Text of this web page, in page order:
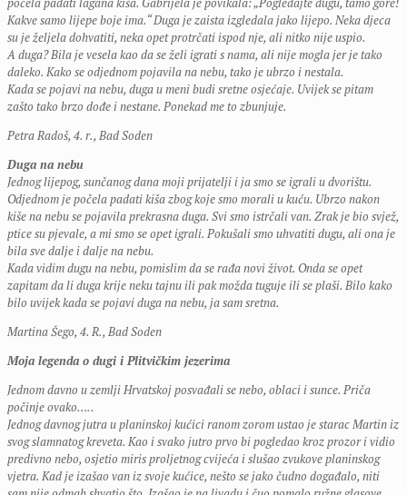
Kakve samo lijepe boje ima.“ Duga je zaista izgledala jako lijepo. Neka djeca
su je željela dohvatiti, neka opet protrčati ispod nje, ali nitko nije uspio.
A duga? Bila je vesela kao da se želi igrati s nama, ali nije mogla jer je tako
daleko. Kako se odjednom pojavila na nebu, tako je ubrzo i nestala.
Kada se pojavi na nebu, duga u meni budi sretne osjećaje. Uvijek se pitam
zašto tako brzo dođe i nestane. Ponekad me to zbunjuje.
Petra Radoš, 4. r., Bad Soden
Duga na nebu
Jednog lijepog, sunčanog dana moji prijatelji i ja smo se igrali u dvorištu.
Odjednom je počela padati kiša zbog koje smo morali u kuću. Ubrzo nakon
kiše na nebu se pojavila prekrasna duga. Svi smo istrčali van. Zrak je bio svjež,
ptice su pjevale, a mi smo se opet igrali. Pokušali smo uhvatiti dugu, ali ona je
bila sve dalje i dalje na nebu.
Kada vidim dugu na nebu, pomislim da se rađa novi život. Onda se opet
zapitam da li duga krije neku tajnu ili pak možda tuguje ili se plaši. Bilo kako
bilo uvijek kada se pojavi duga na nebu, ja sam sretna.
Martina Šego, 4. R., Bad Soden
Moja legenda o dugi i Plitvičkim jezerima
Jednom davno u zemlji Hrvatskoj posvađali se nebo, oblaci i sunce. Priča
počinje ovako…..
Jednog davnog jutra u planinskoj kućici ranom zorom ustao je starac Martin iz
svog slamnatog kreveta. Kao i svako jutro prvo bi pogledao kroz prozor i vidio
predivno nebo, osjetio miris proljetnog cvijeća i slušao zvukove planinskog
vjetra. Kad je izašao van iz svoje kućice, nešto se jako čudno događalo, niti